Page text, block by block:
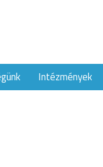
Intézmények